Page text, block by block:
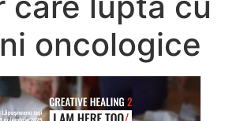
oncologice